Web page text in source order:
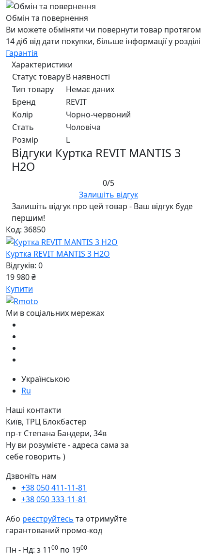
Обмін та повернення
Ви можете обміняти чи повернути товар протягом
14 діб від дати покупки, більше інформації у розділі
Гарантія
Характеристики
Статус товаруВ наявності
Тип товару
Немає даних
Бренд
REVIT
Колір
Чорно-червоний
Стать
Чоловiча
Розмір
L
Відгуки Куртка REVIT MANTIS 3
H2O
0/5
Залишіть відгук
Залишіть відгук про цей товар - Ваш відгук буде
першим!
Код: 36850
Куртка REVIT MANTIS 3 H2O
Відгуків: 0
19 980 ₴
Купити
Ми в соціальних мережах
Українською
Ru
Наші контакти
Київ, ТРЦ Блокбастер
пр-т Степана Бандери, 34в
Ну ви розумієте - адреса сама за
себе говорить )
Дзвоніть нам
+38 050 411-11-81
+38 050 333-11-81
Або реєструйтесь та отримуйте
гарантований промо-код
Пн - Нд: з 1100 по 1900